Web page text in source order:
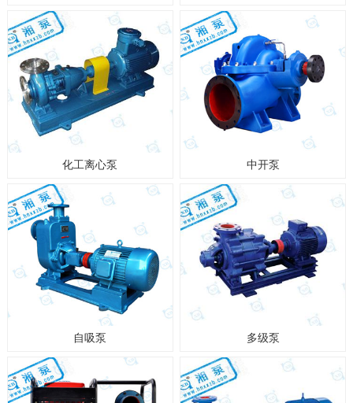
化工离心泵 中开泵
自吸泵 多级泵